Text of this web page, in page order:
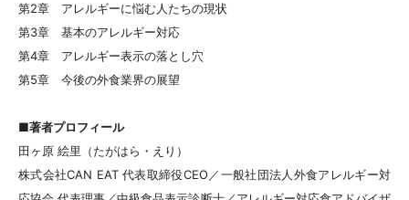
第2章 アレルギーに悩む人たちの現状
第3章 基本のアレルギー対応
第4章 アレルギー表示の落とし穴
第5章 今後の外食業界の展望
■著者プロフィール
田ヶ原 絵里（たがはら・えり）
株式会社CAN EAT 代表取締役CEO／一般社団法人外食アレルギー対